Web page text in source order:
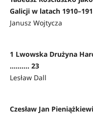
Galicji w latach
Janusz Wojtycza
1 Lwowska Drużyna
.......... 23
Lesław Dall
Czesław Jan